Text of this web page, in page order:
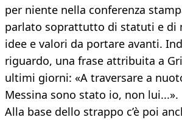
per niente nella conferenza
parlato soprattutto di statuti e di
idee e valori da portare avanti.
riguardo, una frase attribuita a
ultimi giorni: «A traversare a
Messina sono stato io, non lui...».
Alla base dello strappo c’è poi